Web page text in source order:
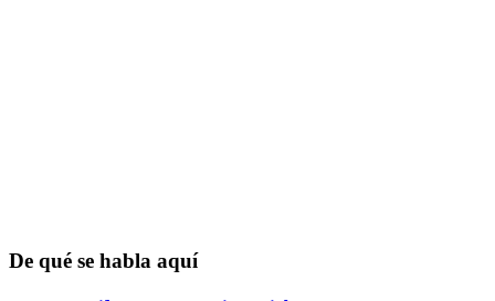
De qué se habla aquí